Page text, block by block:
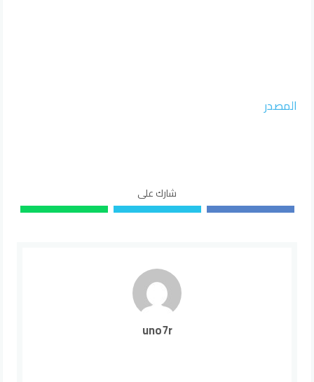
المصدر
شارك على
uno7r